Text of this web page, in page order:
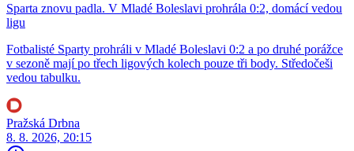
Sparta znovu padla. V Mladé Boleslavi prohrála 0:2, domácí vedou
ligu
Fotbalisté Sparty prohráli v Mladé Boleslavi 0:2 a po druhé porážce
v sezoně mají po třech ligových kolech pouze tři body. Středočeši
vedou tabulku.
Pražská Drbna
8. 8. 2026, 20:15